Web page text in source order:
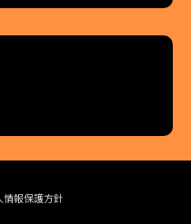
情報保護方針